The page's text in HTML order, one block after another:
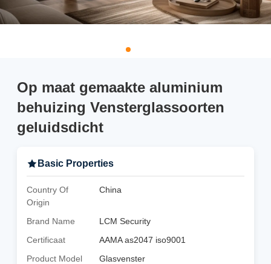
Op maat gemaakte aluminium
behuizing Vensterglassoorten
geluidsdicht
Basic Properties
Country Of
Origin
China
Brand Name
LCM Security
Certificaat
AAMA as2047 iso9001
Product Model
Glasvenster